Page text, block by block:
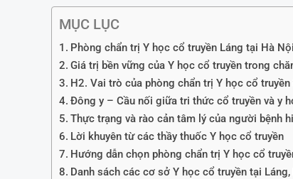
MỤC LỤC
Phòng chẩn trị Y học cổ truyền Láng tại Hà
Giá trị bền vững của Y học cổ truyền trong
H2. Vai trò của phòng chẩn trị Y học cổ truyền
Đông y – Cầu nối giữa tri thức cổ truyền và y
Thực trạng và rào cản tâm lý của người bệnh
Lời khuyên từ các thầy thuốc Y học cổ truyền
Hướng dẫn chọn phòng chẩn trị Y học cổ
Danh sách các cơ sở Y học cổ truyền tại